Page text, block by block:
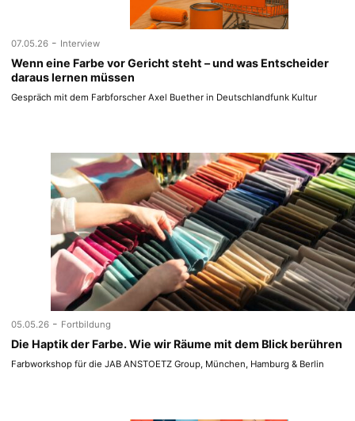
07.05.26 - Interview
Wenn eine Farbe vor Gericht steht – und was Entscheider
daraus lernen müssen
Gespräch mit dem Farbforscher Axel Buether in Deutschlandfunk Kultur
05.05.26 - Fortbildung
Die Haptik der Farbe. Wie wir Räume mit dem Blick berühren
Farbworkshop für die JAB ANSTOETZ Group, München, Hamburg & Berlin